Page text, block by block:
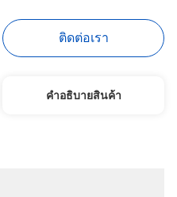
ติดต่อเรา
คําอธิบายสินค้า